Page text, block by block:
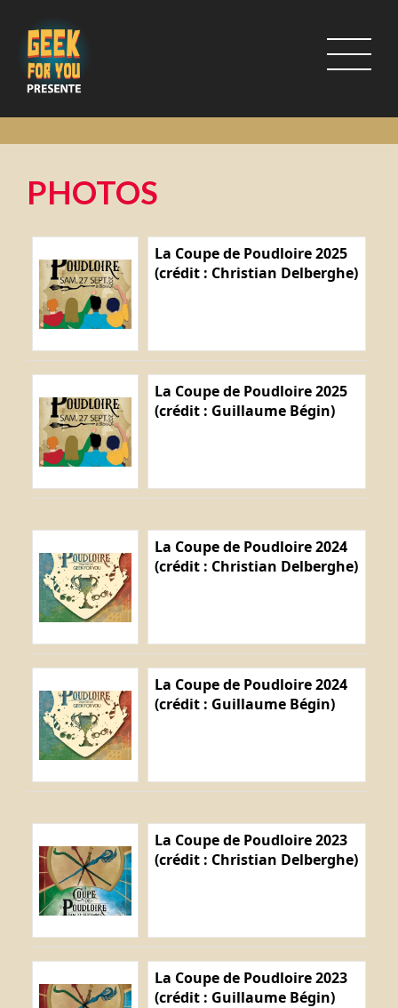
PHOTOS
La Coupe de Poudloire 2025
(crédit : Christian Delberghe)
La Coupe de Poudloire 2025
(crédit : Guillaume Bégin)
La Coupe de Poudloire 2024
(crédit : Christian Delberghe)
La Coupe de Poudloire 2024
(crédit : Guillaume Bégin)
La Coupe de Poudloire 2023
(crédit : Christian Delberghe)
La Coupe de Poudloire 2023
(crédit : Guillaume Bégin)